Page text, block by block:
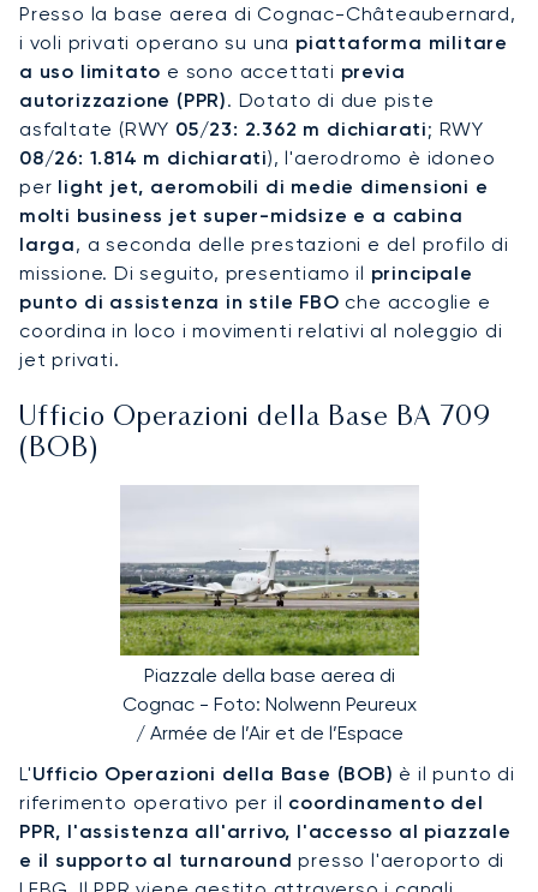
Presso la base aerea di Cognac-Châteaubernard,
i voli privati operano su una piattaforma militare
a uso limitato e sono accettati previa
autorizzazione (PPR). Dotato di due piste
asfaltate (RWY 05/23: 2.362 m dichiarati; RWY
08/26: 1.814 m dichiarati), l'aerodromo è idoneo
per light jet, aeromobili di medie dimensioni e
molti business jet super-midsize e a cabina
larga, a seconda delle prestazioni e del profilo di
missione. Di seguito, presentiamo il principale
punto di assistenza in stile FBO che accoglie e
coordina in loco i movimenti relativi al noleggio di
jet privati.
Ufficio Operazioni della Base BA 709
(BOB)
Piazzale della base aerea di
Cognac - Foto: Nolwenn Peureux
/ Armée de l’Air et de l’Espace
L'Ufficio Operazioni della Base (BOB) è il punto di
riferimento operativo per il coordinamento del
PPR, l'assistenza all'arrivo, l'accesso al piazzale
e il supporto al turnaround presso l'aeroporto di